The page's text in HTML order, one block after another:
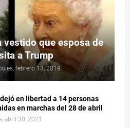
vestido que esposa de
a Trump
febrero 13, 2019
en libertad a 14 personas
en marchas del 28 de abril
abril 30, 2021